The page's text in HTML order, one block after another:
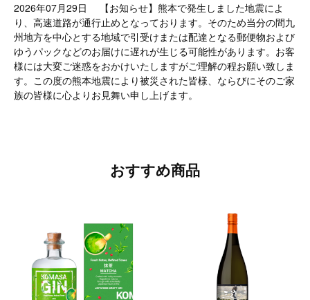
2026年07月29日
【お知らせ】熊本で発生しました地震によ
り、高速道路が通行止めとなっております。そのため当分の間九
州地方を中心とする地域で引受けまたは配達となる郵便物および
ゆうパックなどのお届けに遅れが生じる可能性があります。お客
様には大変ご迷惑をおかけいたしますがご理解の程お願い致しま
す。この度の熊本地震により被災された皆様、ならびにそのご家
族の皆様に心よりお見舞い申し上げます。
おすすめ商品